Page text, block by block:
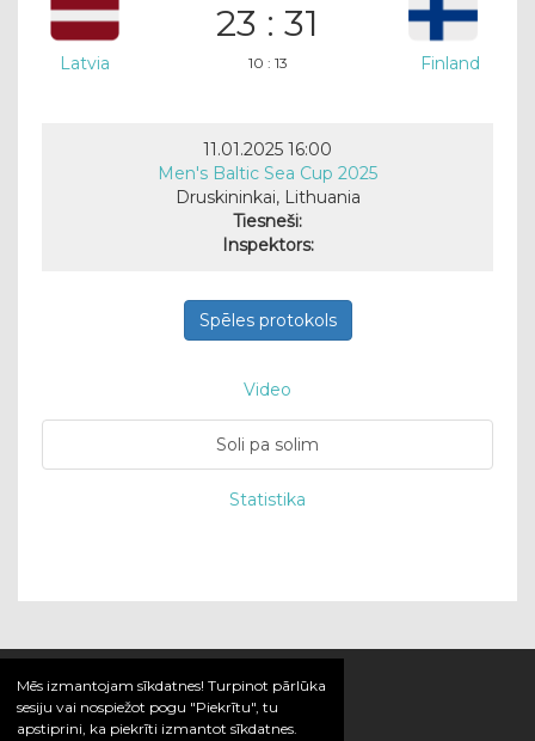
Mēs izmantojam sīkdatnes! Turpinot pārlūka
sesiju vai nospiežot pogu "Piekrītu", tu
apstiprini, ka piekrīti izmantot sīkdatnes.
Latvia
23 : 31
10 : 13 Finland
11.01.2025 16:00
Men's Baltic Sea Cup 2025
Druskininkai, Lithuania
Tiesneši:
Inspektors:
Spēles protokols
Video
Soli pa solim
Statistika